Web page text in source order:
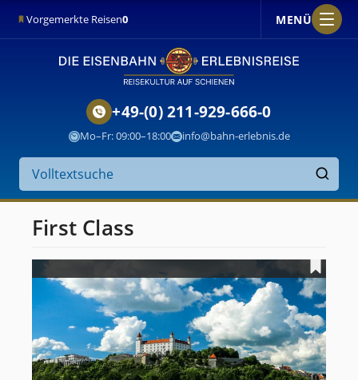
Vorgemerkte Reisen0 MENÜ
Suche
auf
der
Website
Finden
+49-(0) 211-929-666-0
Mo–Fr: 09:00–18:00 info@bahn-erlebnis.de
First Class